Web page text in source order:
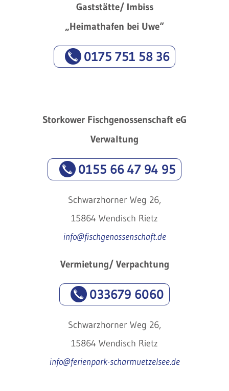
Gaststätte/ Imbiss
„Heimathafen bei Uwe“
0175 751 58 36
Storkower Fischgenossenschaft eG
Verwaltung
0155 66 47 94 95
Schwarzhorner Weg 26,
15864 Wendisch Rietz
info@fischgenossenschaft.de
Vermietung/ Verpachtung
033679 6060
Schwarzhorner Weg 26,
15864 Wendisch Rietz
info@ferienpark-scharmuetzelsee.de